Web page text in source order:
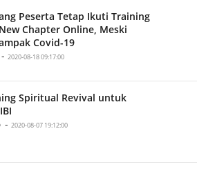
Peserta Tetap Ikuti Training
Chapter Online, Meski
Covid-19
-2020-08-18 09:17:00
Spiritual Revival untuk
- 2020-08-07 19:12:00